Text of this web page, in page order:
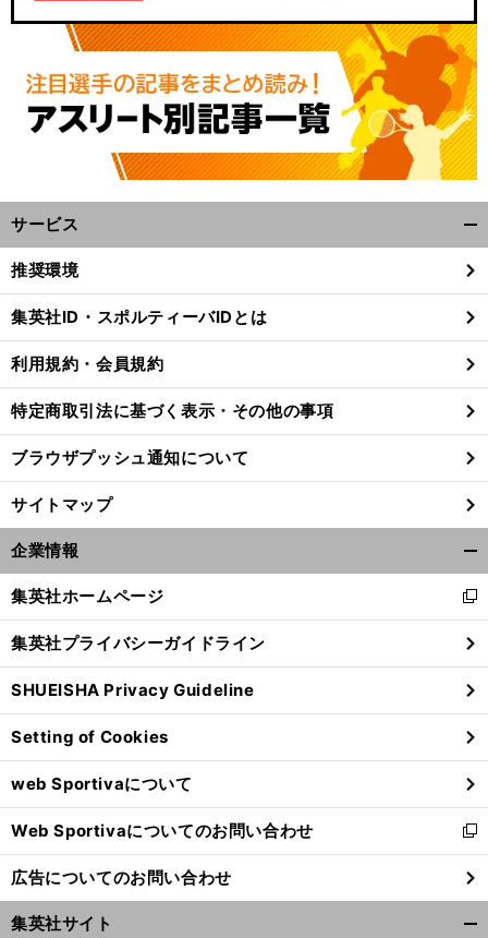
前
サービス
閉
る
推奨環境
集英社ID・スポルティーバIDとは
利用規約・会員規約
特定商取引法に基づく表示・その他の事項
ブラウザプッシュ通知について
サイトマップ
企業情報
閉
る
集英社ホームページ
新
し
い
ウ
ィ
ン
ド
ウ
で
開
く
集英社プライバシーガイドライン
SHUEISHA Privacy Guideline
Setting of Cookies
web Sportivaについて
Web Sportivaについてのお問い合わせ
新
し
い
ウ
ィ
広告についてのお問い合わせ
集英社サイト